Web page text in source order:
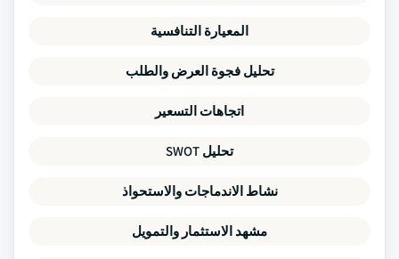
المعيارة التنافسية
تحليل فجوة العرض والطلب
اتجاهات التسعير
تحليل SWOT
نشاط الاندماجات والاستحواذ
مشهد الاستثمار والتمويل